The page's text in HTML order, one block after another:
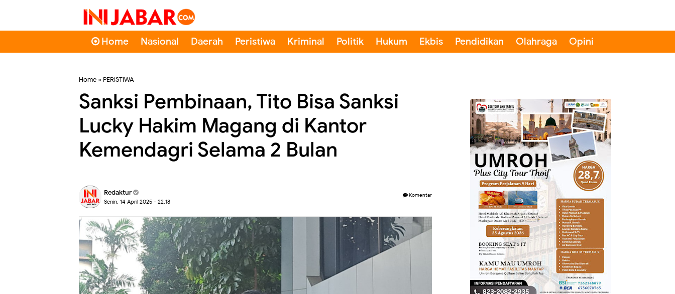
Home Nasional Daerah Peristiwa Kriminal Politik Hukum Ekbis Pendidikan Olahraga Opini
Home » PERISTIWA
Sanksi Pembinaan, Tito Bisa Sanksi
Lucky Hakim Magang di Kantor
Kemendagri Selama 2 Bulan
Redaktur
Senin, 14 April 2025 - 22.18
Komentar